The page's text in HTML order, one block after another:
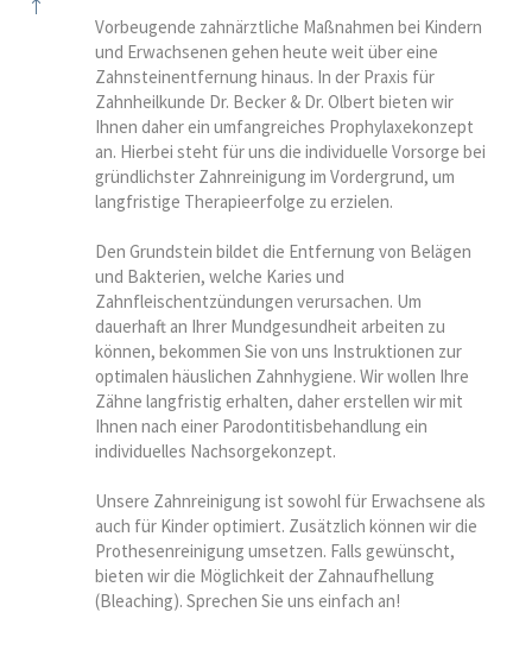
Vorbeugende zahnärztliche Maßnahmen bei Kindern
und Erwachsenen gehen heute weit über eine
Zahnsteinentfernung hinaus. In der Praxis für
Zahnheilkunde Dr. Becker & Dr. Olbert bieten wir
Ihnen daher ein umfangreiches Prophylaxekonzept
an. Hierbei steht für uns die individuelle Vorsorge bei
gründlichster Zahnreinigung im Vordergrund, um
langfristige Therapieerfolge zu erzielen.
Den Grundstein bildet die Entfernung von Belägen
und Bakterien, welche Karies und
Zahnfleischentzündungen verursachen. Um
dauerhaft an Ihrer Mundgesundheit arbeiten zu
können, bekommen Sie von uns Instruktionen zur
optimalen häuslichen Zahnhygiene. Wir wollen Ihre
Zähne langfristig erhalten, daher erstellen wir mit
Ihnen nach einer Parodontitisbehandlung ein
individuelles Nachsorgekonzept.
Unsere Zahnreinigung ist sowohl für Erwachsene als
auch für Kinder optimiert. Zusätzlich können wir die
Prothesenreinigung umsetzen. Falls gewünscht,
bieten wir die Möglichkeit der Zahnaufhellung
(Bleaching). Sprechen Sie uns einfach an!